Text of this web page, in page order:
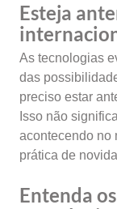
Esteja
As tecnologias
das
preciso estar
Isso não
acontecendo no
prática de
Entenda